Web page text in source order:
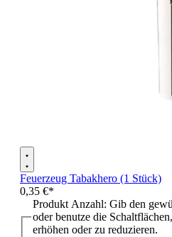
Feuerzeug Tabakhero (1 Stück)
0,35 €*
Produkt Anzahl: Gib den
oder benutze die
erhöhen oder zu reduzieren.